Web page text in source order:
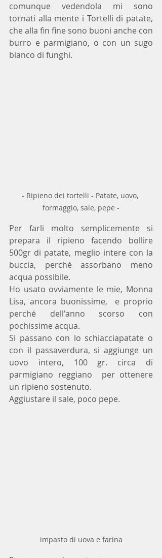
comunque vedendola mi sono
tornati alla mente i Tortelli di patate,
che alla fin fine sono buoni anche con
burro e parmigiano, o con un sugo
bianco di funghi.
- Ripieno dei tortelli - Patate, uovo,
formaggio, sale, pepe -
Per farli molto semplicemente si
prepara il ripieno facendo bollire
500gr di patate, meglio intere con la
buccia, perché assorbano meno
acqua possibile.
Ho usato ovviamente le mie, Monna
Lisa, ancora buonissime,  e proprio
perché dell'anno scorso con
pochissime acqua.
Si passano con lo schiacciapatate o
con il passaverdura, si aggiunge un
uovo intero, 100 gr. circa di
parmigiano reggiano  per ottenere
un ripieno sostenuto.
Aggiustare il sale, poco pepe.
impasto di uova e farina